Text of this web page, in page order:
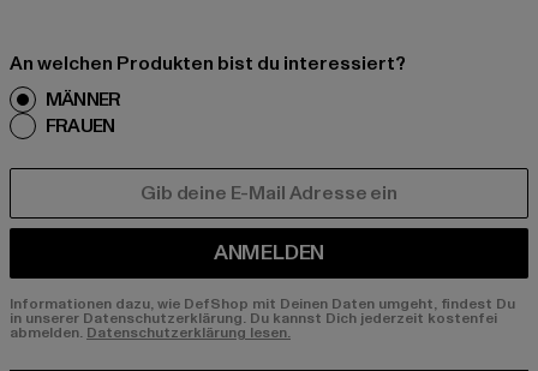
An welchen Produkten bist du interessiert?
MÄNNER
FRAUEN
ANMELDEN
Informationen dazu, wie DefShop mit Deinen Daten umgeht, findest Du
in unserer Datenschutzerklärung. Du kannst Dich jederzeit kostenfei
abmelden. Datenschutzerklärung lesen.